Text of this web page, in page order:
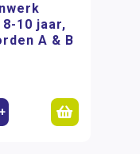
8-10 jaar,
A & B
+